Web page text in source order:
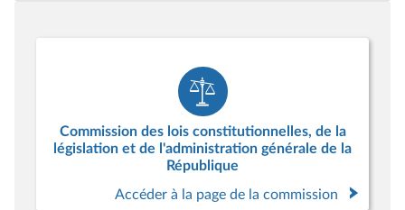
Commission des lois constitutionnelles, de la
législation et de l'administration générale de la
République
Accéder à la page de la commission